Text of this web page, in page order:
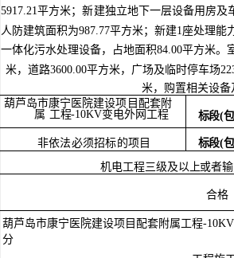
5917.21平方米；新建独立地下一层设备用 房及
人防建筑面积为987.77平方米；新建1座处理能
一体化污水处理设备，占地面积84.00平方米。
米，道路3600.00平方米，广场及临时停车场
米，购置相关设
葫芦岛市康宁医院建设项目配套附
属 工程-10KV变电外网工程 标段(
非依法必须招标的项目 标段(
机电工程三级及以上或者
合格
葫芦岛市康宁医院建设项目配套附属工程-
分